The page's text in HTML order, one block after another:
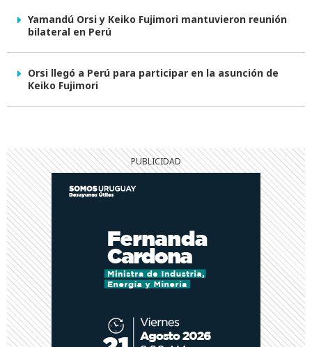
Yamandú Orsi y Keiko Fujimori mantuvieron reunión
bilateral en Perú
Orsi llegó a Perú para participar en la asunción de
Keiko Fujimori